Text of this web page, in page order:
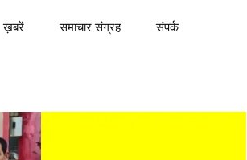
ख़बरें समाचार संग्रह संपर्क